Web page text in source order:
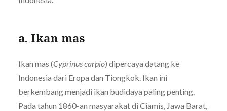
a. Ikan mas
Ikan mas (Cyprinus carpio) dipercaya datang ke
Indonesia dari Eropa dan Tiongkok. Ikan ini
berkembang menjadi ikan budidaya paling penting.
Pada tahun 1860-an masyarakat di Ciamis, Jawa Barat,